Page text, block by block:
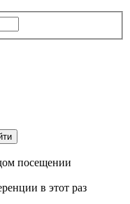
посещении
в этот раз